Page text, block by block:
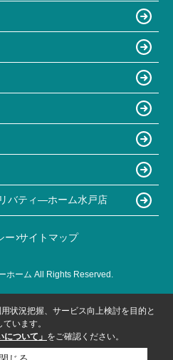
バティ―ホーム水戸店
ー サイトマップ
ホーム All Rights Reserved.
状況把握、サービス向上検討を目的と
います。
について」 をご確認ください。